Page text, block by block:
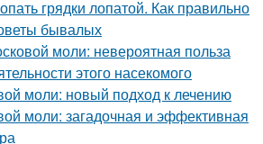
грядки лопатой. Как правильно
бывалых
моли: невероятная польза
этого насекомого
моли: новый подход к лечению
моли: загадочная и эффективная